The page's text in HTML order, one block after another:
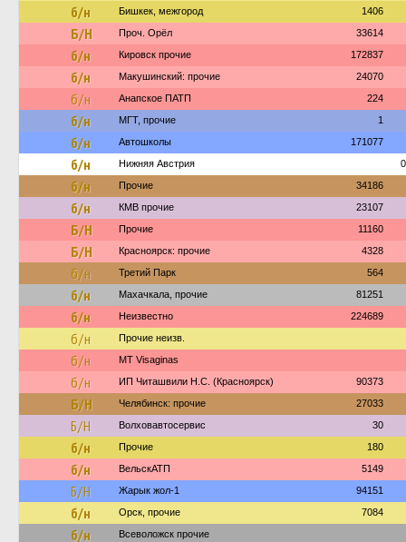
б/н Бишкек, межгород 1406
Б/Н Проч. Орёл 33614
б/н Кировск прочие 172837
б/н Макушинский: прочие 24070
б/н Анапское ПАТП 224
б/н МГТ, прочие 1
б/н Автошколы 171077
б/н Нижняя Австрия
б/н Прочие 34186
б/н КМВ прочие 23107
Б/Н Прочие 11160
Б/Н Красноярск: прочие 4328
б/н Третий Парк 564
б/н Махачкала, прочие 81251
б/н Неизвестно 224689
б/н Прочие неизв.
б/н MT Visaginas
б/н ИП Читашвили Н.С. (Красноярск) 90373
Б/Н Челябинск: прочие 27033
Б/Н Волховавтосервис 30
б/н Прочие 180
б/н ВельскАТП 5149
Б/Н Жарык жол-1 94151
б/н Орск, прочие 7084
б/н Всеволожск прочие